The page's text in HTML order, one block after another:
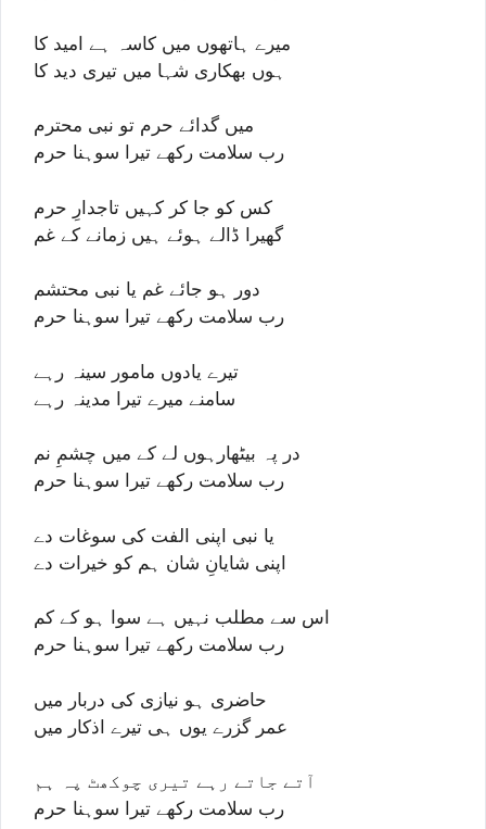
میرے ہاتھوں میں کاسہ ہے امید کا
ہوں بھکاری شہا میں تیری دید کا
میں گدائے حرم تو نبی محترم
رب سلامت رکھے تیرا سوہنا حرم
کس کو جا کر کہیں تاجدارِ حرم
گھیرا ڈالے ہوئے ہیں زمانے کے غم
دور ہو جائے غم یا نبی محتشم
رب سلامت رکھے تیرا سوہنا حرم
تیرے یادوں مامور سینہ رہے
سامنے میرے تیرا مدینہ رہے
در پہ بیٹھارہوں لے کے میں چشمِ نم
رب سلامت رکھے تیرا سوہنا حرم
یا نبی اپنی الفت کی سوغات دے
اپنی شایانِ شان ہم کو خیرات دے
اس سے مطلب نہیں ہے سوا ہو کے کم
رب سلامت رکھے تیرا سوہنا حرم
حاضری ہو نیازی کی دربار میں
عمر گزرے یوں ہی تیرے اذکار میں
آتے جاتے رہے تیری چوکھٹ پہ ہم
رب سلامت رکھے تیرا سوہنا حرم